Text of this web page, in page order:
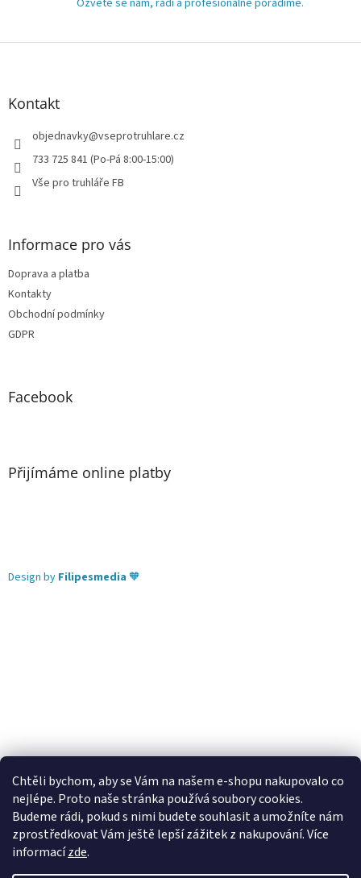
Chtěli bychom, aby se Vám na našem e-shopu nakupovalo co
nejlépe. Proto naše stránka používá soubory cookies.
Budeme rádi, pokud s nimi budete souhlasit a umožníte nám
zprostředkovat Vám ještě lepší zážitek z nakupování.Více
informacízde.
ý
i
Ozvěte se nám, rádi a profesionálně poradíme.
Z
Kontakt
objednavky@vseprotruhlare.cz
733 725 841 (Po-Pá 8:00-15:00)
Vše pro truhláře FB
Informace pro vás
Doprava a platba
Kontakty
Obchodní podmínky
GDPR
Facebook
Přijímáme online platby
Design by Filipesmedia 🧡
Lekva nábytek ubytování pod Pálavou kování Tulip
úchytky Gamet
úchytky Siro Blum - perfecting motion